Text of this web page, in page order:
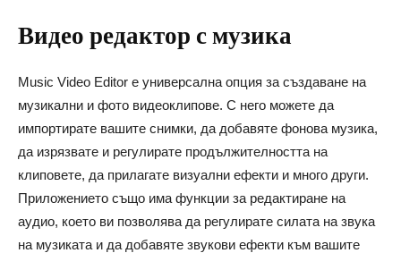
Видео редактор с музика
Music Video Editor е универсална опция за създаване на
музикални и фото видеоклипове. С него можете да
импортирате вашите снимки, да добавяте фонова музика,
да изрязвате и регулирате продължителността на
клиповете, да прилагате визуални ефекти и много други.
Приложението също има функции за редактиране на
аудио, което ви позволява да регулирате силата на звука
на музиката и да добавяте звукови ефекти към вашите